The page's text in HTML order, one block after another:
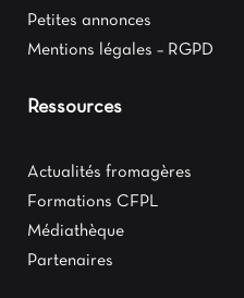
Petites annonces
Mentions légales – RGPD
Ressources
Actualités fromagères
Formations CFPL
Médiathèque
Partenaires